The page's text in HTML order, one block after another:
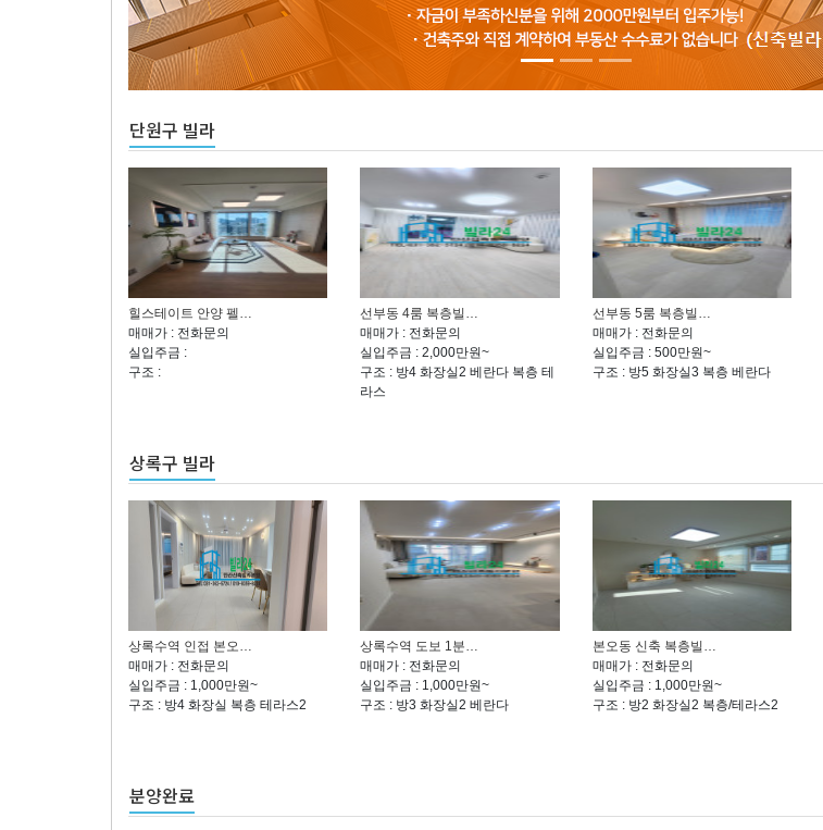
단원구 빌라
힐스테이트 안양 펠…
매매가 : 전화문의
실입주금 :
구조 :
선부동 4룸 복층빌…
매매가 : 전화문의
실입주금 : 2,000만원~
구조 : 방4 화장실2 베란다 복층 테
라스
선부동 5룸 복층빌…
매매가 : 전화문의
실입주금 : 500만원~
구조 : 방5 화장실3 복층 베란다
상록구 빌라
상록수역 인접 본오…
매매가 : 전화문의
실입주금 : 1,000만원~
구조 : 방4 화장실 복층 테라스2
상록수역 도보 1분…
매매가 : 전화문의
실입주금 : 1,000만원~
구조 : 방3 화장실2 베란다
본오동 신축 복층빌…
매매가 : 전화문의
실입주금 : 1,000만원~
구조 : 방2 화장실2 복층/테라스2
분양완료